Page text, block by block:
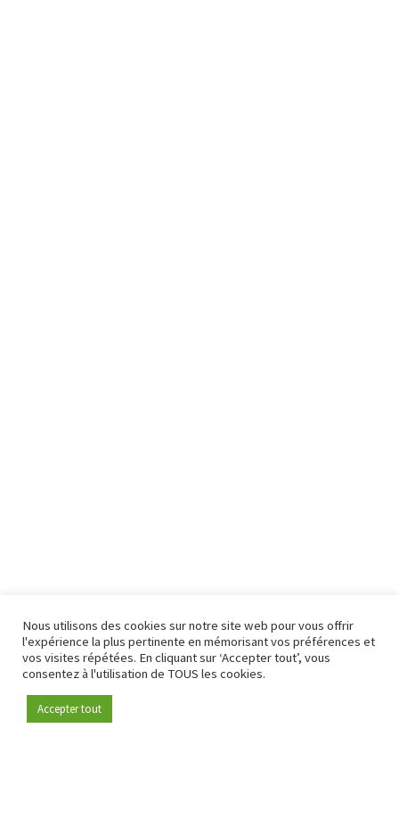
Devenez membre
Nous utilisons des cookies sur notre site web pour vous offrir
l'expérience la plus pertinente en mémorisant vos préférences et
vos visites répétées. En cliquant sur ‘Accepter tout’, vous
consentez à l'utilisation de TOUS les cookies.
Accepter tout